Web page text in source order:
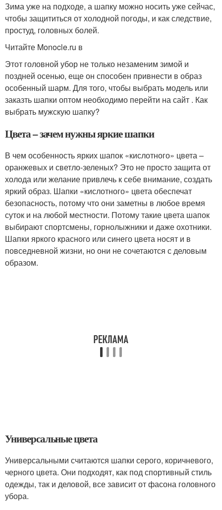
Зима уже на подходе, а шапку можно носить уже сейчас,
чтобы защититься от холодной погоды, и как следствие,
простуд, головных болей.
Читайте Monocle.ru в
Этот головной убор не только незаменим зимой и
поздней осенью, еще он способен привнести в образ
особенный шарм. Для того, чтобы выбрать модель или
заказть шапки оптом необходимо перейти на сайт . Как
выбрать мужскую шапку?
Цвета – зачем нужны яркие шапки
В чем особенность ярких шапок «кислотного» цвета –
оранжевых и светло-зеленых? Это не просто защита от
холода или желание привлечь к себе внимание, создать
яркий образ. Шапки «кислотного» цвета обеспечат
безопасность, потому что они заметны в любое время
суток и на любой местности. Потому такие цвета шапок
выбирают спортсмены, горнолыжники и даже охотники.
Шапки яркого красного или синего цвета носят и в
повседневной жизни, но они не сочетаются с деловым
образом.
Универсальные цвета
Универсальными считаются шапки серого, коричневого,
черного цвета. Они подходят, как под спортивный стиль
одежды, так и деловой, все зависит от фасона головного
убора.